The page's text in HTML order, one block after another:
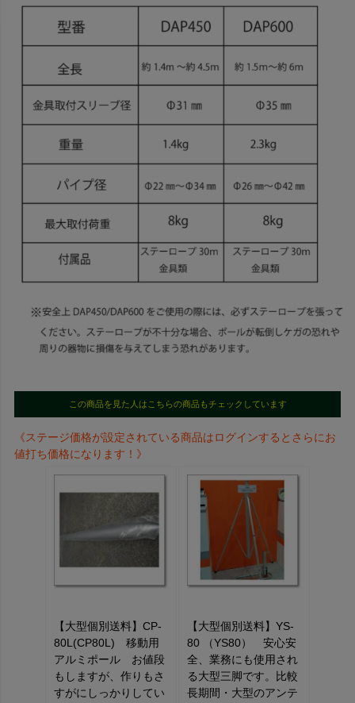
この商品を見た人はこちらの商品もチェックしています
《ステージ価格が設定されている商品はログインするとさらにお
値打ち価格になります！》
【大型個別送料】CP-
80L(CP80L) 移動用
アルミポール お値段
もしますが、作りもさ
すがにしっかりしてい
【大型個別送料】YS-
80 （YS80） 安心安
全、業務にも使用され
る大型三脚です。比較
長期間・大型のアンテ